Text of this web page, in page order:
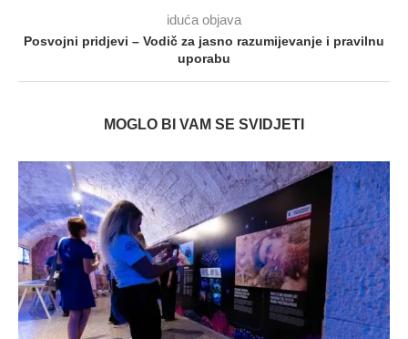
iduća objava
Posvojni pridjevi – Vodič za jasno razumijevanje i pravilnu
uporabu
MOGLO BI VAM SE SVIDJETI